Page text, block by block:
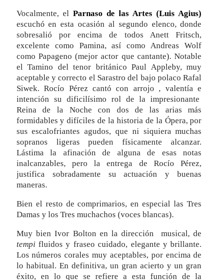
Vocalmente, el Parnaso de las Artes (Luis Agius)
escuchó en esta ocasión al segundo elenco, donde
sobresalió por encima de todos Anett Fritsch,
excelente como Pamina, así como Andreas Wolf
como Papageno (mejor actor que cantante). Notable
el Tamino del tenor británico Paul Appleby, muy
aceptable y correcto el Sarastro del bajo polaco Rafal
Siwek. Rocío Pérez cantó con arrojo , valentía e
intención su dificilísimo rol de la impresionante
Reina de la Noche con dos de las arias más
formidables y difíciles de la historia de la Ópera, por
sus escalofriantes agudos, que ni siquiera muchas
sopranos ligeras pueden físicamente alcanzar.
Lástima la afinación de alguna de esas notas
inalcanzables, pero la entrega de Rocío Pérez,
justifica sobradamente su actuación y buenas
maneras.
Bien el resto de comprimarios, en especial las Tres
Damas y los Tres muchachos (voces blancas).
Muy bien Ivor Bolton en la dirección musical, de
tempi fluidos y fraseo cuidado, elegante y brillante.
Los números corales muy aceptables, por encima de
lo habitual. En definitiva, un gran acierto y un gran
éxito, en lo que se refiere a esta función de la